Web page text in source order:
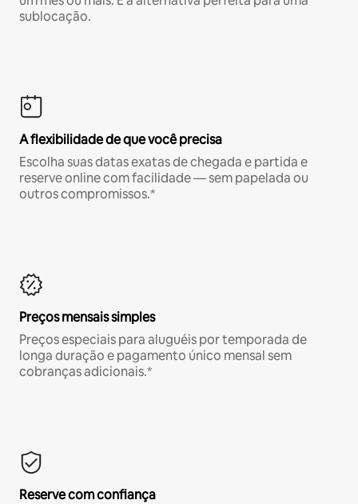
sublocação.
A flexibilidade de que você precisa
Escolha suas datas exatas de chegada e partida e
reserve online com facilidade — sem papelada ou
outros compromissos.*
Preços mensais simples
Preços especiais para aluguéis por temporada de
longa duração e pagamento único mensal sem
cobranças adicionais.*
Reserve com confiança